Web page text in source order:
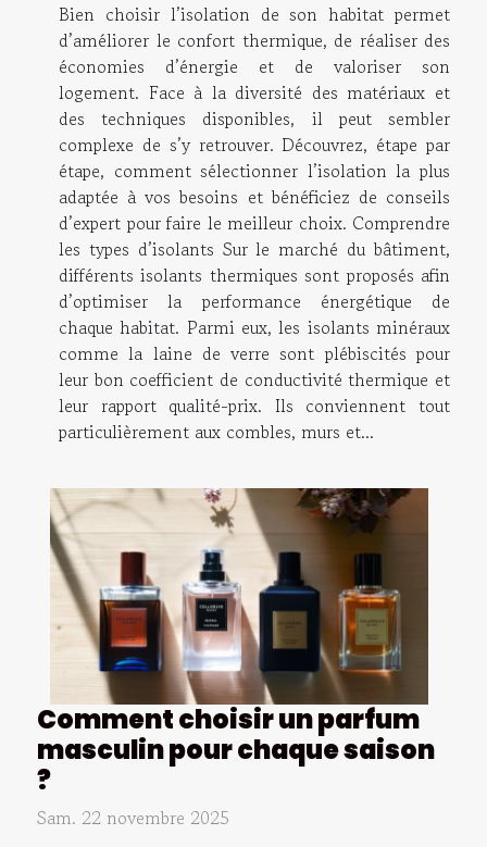
Bien choisir l’isolation de son habitat permet
d’améliorer le confort thermique, de réaliser des
économies d’énergie et de valoriser son
logement. Face à la diversité des matériaux et
des techniques disponibles, il peut sembler
complexe de s’y retrouver. Découvrez, étape par
étape, comment sélectionner l’isolation la plus
adaptée à vos besoins et bénéficiez de conseils
d’expert pour faire le meilleur choix. Comprendre
les types d’isolants Sur le marché du bâtiment,
différents isolants thermiques sont proposés afin
d’optimiser la performance énergétique de
chaque habitat. Parmi eux, les isolants minéraux
comme la laine de verre sont plébiscités pour
leur bon coefficient de conductivité thermique et
leur rapport qualité-prix. Ils conviennent tout
particulièrement aux combles, murs et...
Comment choisir un parfum
masculin pour chaque saison
?
Sam. 22 novembre 2025